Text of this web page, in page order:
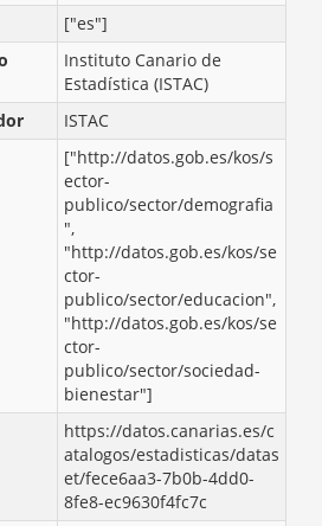
["es"]
Instituto Canario de
Estadística (ISTAC)
ISTAC
["http://datos.gob.es/kos/s
ector-
publico/sector/demografia
",
"http://datos.gob.es/kos/se
ctor-
publico/sector/educacion",
"http://datos.gob.es/kos/se
ctor-
publico/sector/sociedad-
bienestar"]
https://datos.canarias.es/c
atalogos/estadisticas/datas
et/fece6aa3-7b0b-4dd0-
8fe8-ec9630f4fc7c